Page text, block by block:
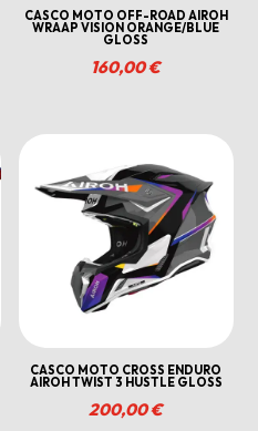
CASCO MOTO OFF-ROAD AIROH
WRAAP VISION ORANGE/BLUE
GLOSS
160,00€
CASCO MOTO CROSS ENDURO
AIROH TWIST 3 HUSTLE GLOSS
200,00€